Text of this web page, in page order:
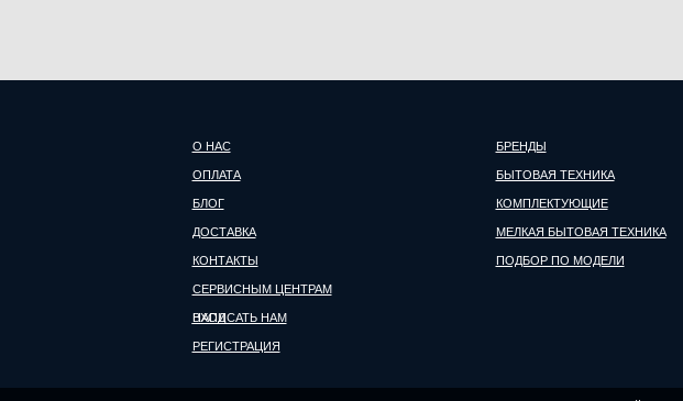
О НАС
ОПЛАТА
БЛОГ
ДОСТАВКА
КОНТАКТЫ
СЕРВИСНЫМ ЦЕНТРАМ
НАПИСАТЬ НАМ
ВХОД
РЕГИСТРАЦИЯ
БРЕНДЫ
БЫТОВАЯ ТЕХНИКА
КОМПЛЕКТУЮЩИЕ
МЕЛКАЯ БЫТОВАЯ ТЕХНИКА
ПОДБОР ПО МОДЕЛИ